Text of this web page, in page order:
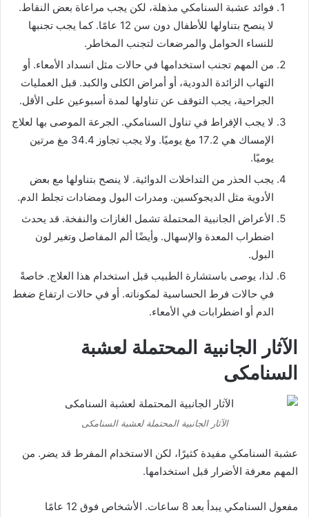
فوائد عشبة السنامكي مذهلة، لكن يجب مراعاة بعض النقاط.
لا ينصح بتناولها للأطفال دون سن 12 عامًا. كما يجب تجنبها
للنساء الحوامل والمرضعات لتجنب المخاطر.
من المهم تجنب استخدامها في حالات مثل انسداد الأمعاء. أو
التهاب الزائدة الدودية، أو أمراض الكلى والكبد. قبل العمليات
الجراحية، يجب التوقف عن تناولها لمدة أسبوعين على الأقل.
لا يجب الإفراط في تناول السنامكي. الجرعة الموصى بها لعلاج
الإمساك هي 17.2 مغ يوميًا. ولا يجب تجاوز 34.4 مغ مرتين
يوميًا.
يجب الحذر من التداخلات الدوائية. لا ينصح بتناولها مع بعض
الأدوية مثل الديجوكسين. ومدرات البول ومضادات تجلط الدم.
الأعراض الجانبية المحتملة تشمل الغازات والنفخة. قد يحدث
اضطراب المعدة والإسهال. وأيضًا ألم المفاصل وتغير لون
البول.
لذا، يوصى باستشارة الطبيب قبل استخدام هذا العلاج. خاصةً
في حالات فرط الحساسية لمكوناته. أو في حالات ارتفاع ضغط
الدم أو اضطرابات في الأمعاء.
الآثار الجانبية المحتملة لعشبة
السنامكى
الآثار الجانبية المحتملة لعشبة السنامكى
عشبة السنامكي مفيدة كثيرًا، لكن الاستخدام المفرط قد يضر. من
المهم معرفة الأضرار قبل استخدامها.
مفعول السنامكي يبدأ بعد 8 ساعات. الأشخاص فوق 12 عامًا